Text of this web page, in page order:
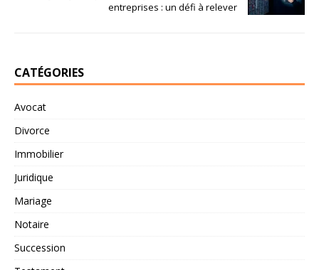
entreprises : un défi à relever
CATÉGORIES
Avocat
Divorce
Immobilier
Juridique
Mariage
Notaire
Succession